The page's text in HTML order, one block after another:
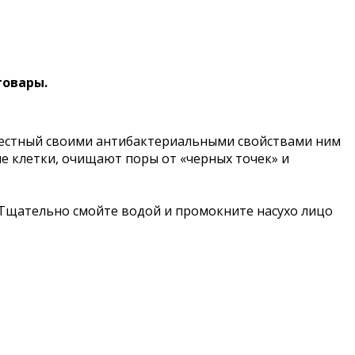
своими антибактериальными свойствами ним
клетки, очищают поры от «черных точек» и
смойте водой и промокните насухо лицо